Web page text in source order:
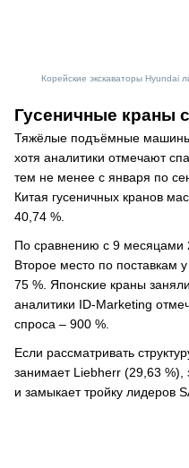
Корейские экскаваторы Hyundai
Гусеничные краны
Тяжёлые подъёмные
хотя аналитики отмечают
тем не менее с января по
Китая гусеничных кранов
40,74 %.
По сравнению с 9 месяцами
Второе место по поставкам
75 %. Японские краны
аналитики ID-Marketing
спроса – 900 %.
Если рассматривать
занимает Liebherr (29,63 %),
и замыкает тройку лидеров